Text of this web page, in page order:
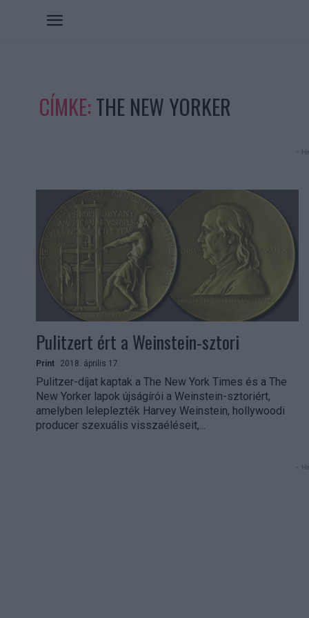
CÍMKE: THE NEW YORKER
-
Pulitzert ért a Weinstein-sztori
Print 2018. április 17.
Pulitzer-díjat kaptak a The New York Times és a The
New Yorker lapok újságírói a Weinstein-sztoriért,
amelyben leleplezték Harvey Weinstein, hollywoodi
producer szexuális visszaéléseit,...
-